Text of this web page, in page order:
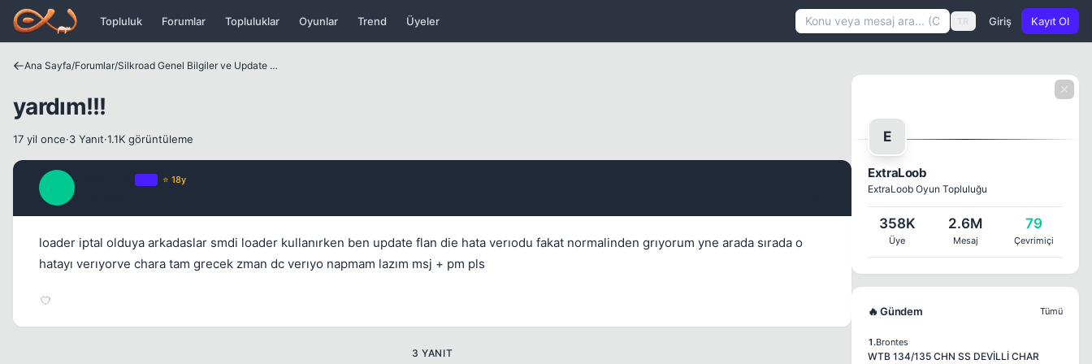
Icerige atla
Topluluk Forumlar Topluluklar Oyunlar Trend Üyeler TR Giriş Kayıt Ol
Ana Sayfa/Forumlar/ Silkroad Genel Bilgiler ve Update Bilgileri
yardım!!!
17 yil once·3 Yanıt·1.1K görüntüleme
⭐ 18y
loader iptal olduya arkadaslar smdi loader kullanırken ben update flan die hata verıodu fakat normalinden grıyorum yne arada sırada o
hatayı verıyorve chara tam grecek zman dc verıyo napmam lazım msj + pm pls
3 YANIT
E
ExtraLoob
ExtraLoob Oyun Topluluğu
358K
Üye
2.6M
Mesaj
79
Çevrimiçi
🔥 Gündem Tümü
1.Brontes
WTB 134/135 CHN SS DEVİLLİ CHAR